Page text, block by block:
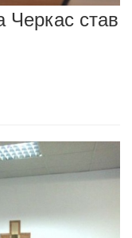
Черкас став